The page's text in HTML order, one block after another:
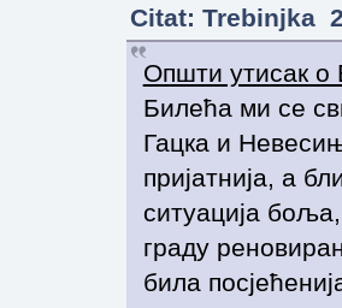
Citat: Trebinjka
Општи утисак о
Билећа ми се
Гацка и
пријатнија, а
ситуација
граду
била